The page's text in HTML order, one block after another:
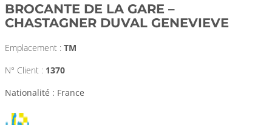
BROCANTE DE LA GARE –
CHASTAGNER DUVAL GENEVIEVE
Emplacement : TM
N° Client : 1370
Nationalité : France